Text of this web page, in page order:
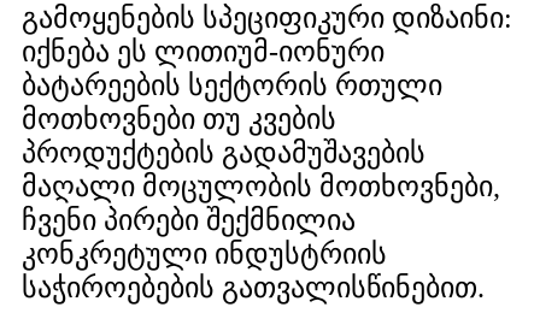
გამოყენების სპეციფიკური დიზაინი:
იქნება ეს ლითიუმ-იონური
ბატარეების სექტორის რთული
მოთხოვნები თუ კვების
პროდუქტების გადამუშავების
მაღალი მოცულობის მოთხოვნები,
ჩვენი პირები შექმნილია
კონკრეტული ინდუსტრიის
საჭიროებების გათვალისწინებით.